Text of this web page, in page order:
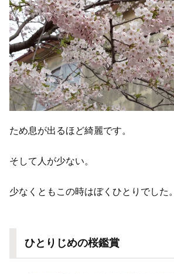
ため息が出るほど綺麗です。
そして人が少ない。
少なくともこの時はぼくひとりでした。
ひとりじめの桜鑑賞